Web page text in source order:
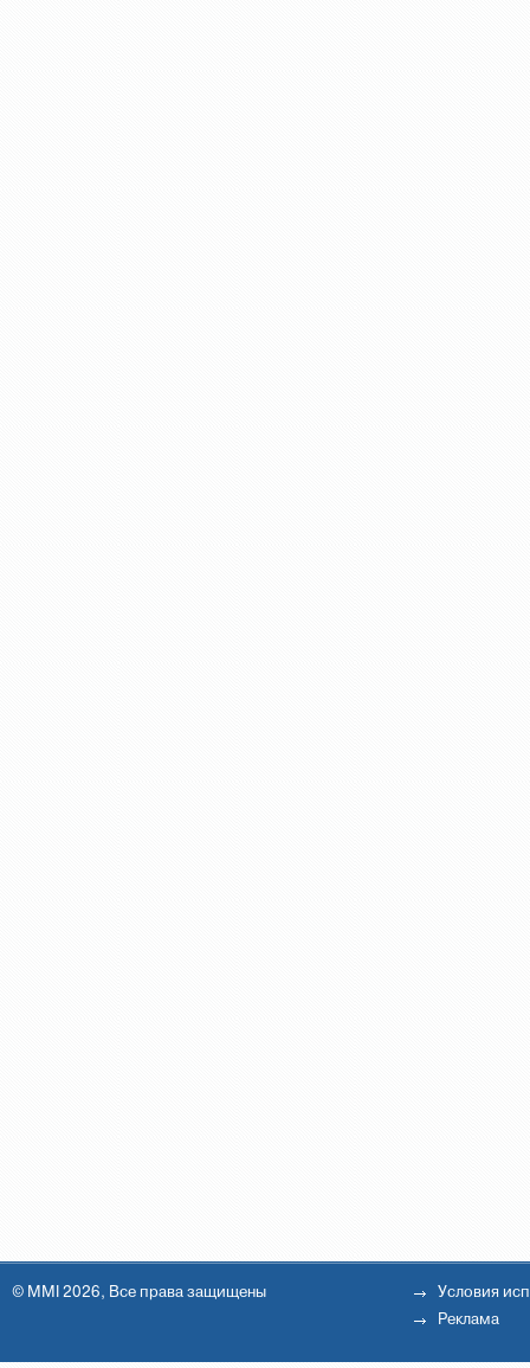
© MMI 2026, Все права защищены Условия
Реклама